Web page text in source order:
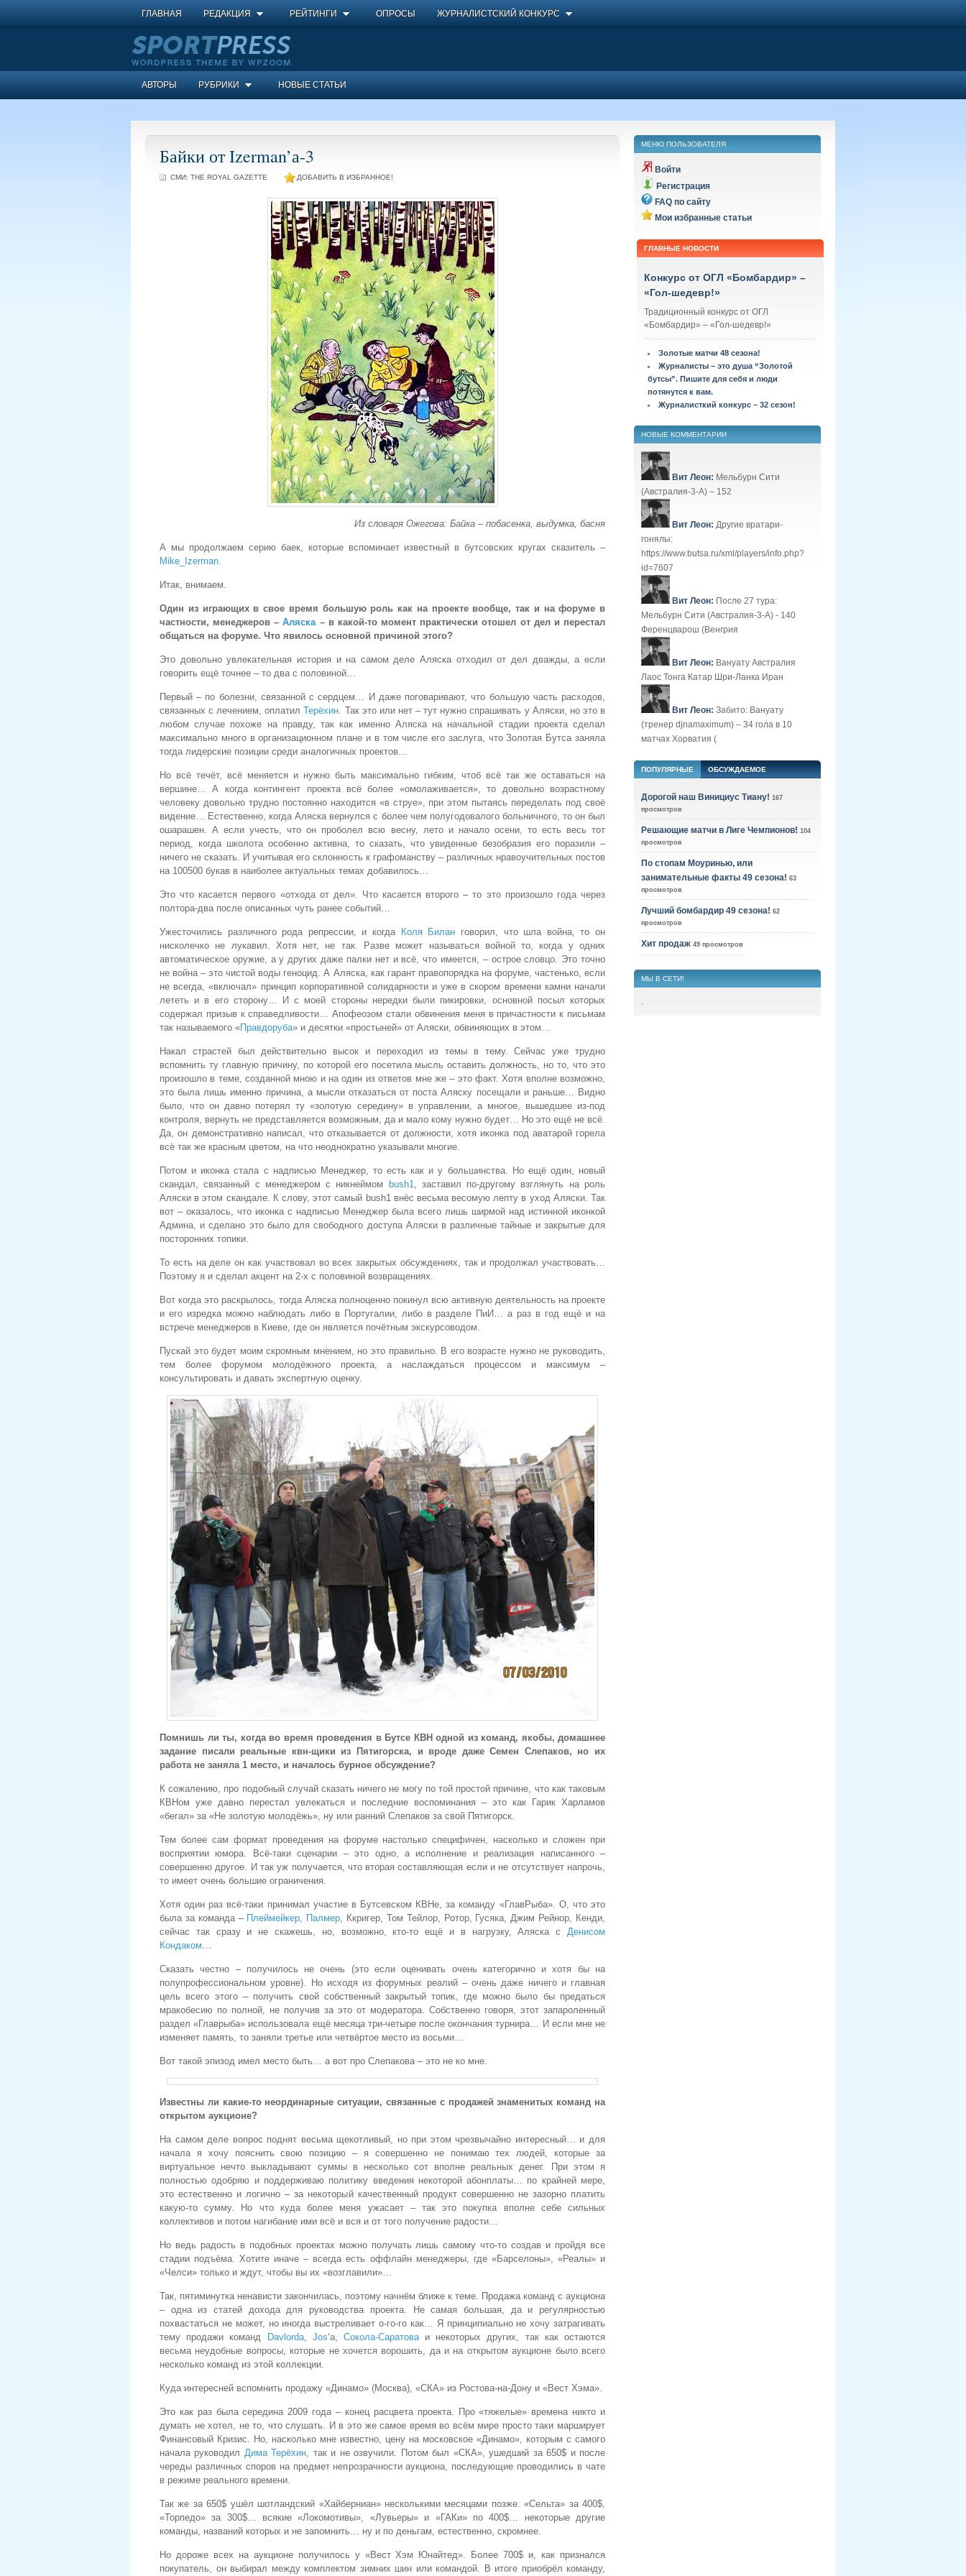
ГЛАВНАЯ РЕДАКЦИЯ РЕЙТИНГИ ОПРОСЫ ЖУРНАЛИСТСКИЙ КОНКУРС
АВТОРЫ РУБРИКИ НОВЫЕ СТАТЬИ
Байки от Izerman’а-3
СМИ: THE ROYAL GAZETTE ДОБАВИТЬ В ИЗБРАННОЕ!
Из словаря Ожегова: Байка – побасенка, выдумка, басня
А мы продолжаем серию баек, которые вспоминает известный в бутсовских кругах сказитель –
Mike_Izerman.
Итак, внимаем.
Один из играющих в свое время большую роль как на проекте вообще, так и на форуме в
частности, менеджеров –Аляска– в какой-то момент практически отошел от дел и перестал
общаться на форуме. Что явилось основной причиной этого?
Это довольно увлекательная история и на самом деле Аляска отходил от дел дважды, а если
говорить ещё точнее – то два с половиной…
Первый – по болезни, связанной с сердцем… И даже поговаривают, что большую часть расходов,
связанных с лечением, оплатилТерёхин. Так это или нет – тут нужно спрашивать у Аляски, но это в
любом случае похоже на правду, так как именно Аляска на начальной стадии проекта сделал
максимально много в организационном плане и в том числе его заслуга, что Золотая Бутса заняла
тогда лидерские позиции среди аналогичных проектов…
Но всё течёт, всё меняется и нужно быть максимально гибким, чтоб всё так же оставаться на
вершине… А когда контингент проекта всё более «омолаживается», то довольно возрастному
человеку довольно трудно постоянно находится «в струе», при этом пытаясь переделать под своё
видение… Естественно, когда Аляска вернулся с более чем полугодовалого больничного, то он был
ошарашен. А если учесть, что он проболел всю весну, лето и начало осени, то есть весь тот
период, когда школота особенно активна, то сказать, что увиденные безобразия его поразили –
ничего не сказать. И учитывая его склонность к графоманству – различных нравоучительных постов
на 100500 букав в наиболее актуальных темах добавилось…
Это что касается первого «отхода от дел». Что касается второго – то это произошло года через
полтора-два после описанных чуть ранее событий…
Ужесточились различного рода репрессии, и когда Коля Билан говорил, что шла война, то он
нисколечко не лукавил. Хотя нет, не так. Разве может называться войной то, когда у одних
автоматическое оружие, а у других даже палки нет и всё, что имеется, – острое словцо. Это точно
не война – это чистой воды геноцид. А Аляска, как гарант правопорядка на форуме, частенько, если
не всегда, «включал» принцип корпоративной солидарности и уже в скором времени камни начали
лететь и в его сторону… И с моей стороны нередки были пикировки, основной посыл которых
содержал призыв к справедливости… Апофеозом стали обвинения меня в причастности к письмам
так называемого «Правдоруба» и десятки «простыней» от Аляски, обвиняющих в этом…
Накал страстей был действительно высок и переходил из темы в тему. Сейчас уже трудно
вспомнить ту главную причину, по которой его посетила мысль оставить должность, но то, что это
произошло в теме, созданной мною и на один из ответов мне же – это факт. Хотя вполне возможно,
это была лишь именно причина, а мысли отказаться от поста Аляску посещали и раньше… Видно
было, что он давно потерял ту «золотую середину» в управлении, а многое, вышедшее из-под
контроля, вернуть не представляется возможным, да и мало кому нужно будет… Но это ещё не всё.
Да, он демонстративно написал, что отказывается от должности, хотя иконка под аватарой горела
всё так же красным цветом, на что неоднократно указывали многие.
Потом и иконка стала с надписью Менеджер, то есть как и у большинства. Но ещё один, новый
скандал, связанный с менеджером с никнеймом
bush1, заставил по-другому взглянуть на роль
Аляски в этом скандале. К слову, этот самый bush1 внёс весьма весомую лепту в уход Аляски. Так
вот – оказалось, что иконка с надписью Менеджер была всего лишь ширмой над истинной иконкой
Админа, и сделано это было для свободного доступа Аляски в различные тайные и закрытые для
посторонних топики.
То есть на деле он как участвовал во всех закрытых обсуждениях, так и продолжал участвовать…
Поэтому я и сделал акцент на 2-х с половиной возвращениях.
Вот когда это раскрылось, тогда Аляска полноценно покинул всю активную деятельность на проекте
и его изредка можно наблюдать либо в Португалии, либо в разделе ПиИ… а раз в год ещё и на
встрече менеджеров в Киеве, где он является почётным экскурсоводом.
Пускай это будет моим скромным мнением, но это правильно. В его возрасте нужно не руководить,
тем более форумом молодёжного проекта, а наслаждаться процессом и максимум –
консультировать и давать экспертную оценку.
Помнишь ли ты, когда во время проведения в Бутсе КВН одной из команд, якобы, домашнее
задание писали реальные квн-щики из Пятигорска, и вроде даже Семен Слепаков, но их
работа не заняла 1 место, и началось бурное обсуждение?
К сожалению, про подобный случай сказать ничего не могу по той простой причине, что как таковым
КВНом уже давно перестал увлекаться и последние воспоминания – это как Гарик Харламов
«бегал» за «Не золотую молодёжь», ну или ранний Слепаков за свой Пятигорск.
Тем более сам формат проведения на форуме настолько специфичен, насколько и сложен при
восприятии юмора. Всё-таки сценарии – это одно, а исполнение и реализация написанного –
совершенно другое. И так уж получается, что вторая составляющая если и не отсутствует напрочь,
то имеет очень большие ограничения.
Хотя один раз всё-таки принимал участие в Бутсевском КВНе, за команду «ГлавРыба». О, что это
была за команда – Плеймейкер Палмер , Ккригер, Том Тейлор, Ротор, Гусяка, Джим Рейнор, Кенди,
сейчас так сразу и не скажешь, но, возможно, кто-то ещё и в нагрузку, Аляска с Денисом
Кондаком
Сказать честно – получилось не очень (это если оценивать очень категорично и хотя бы на
полупрофессиональном уровне). Но исходя из форумных реалий – очень даже ничего и главная
цель всего этого – получить свой собственный закрытый топик, где можно было бы предаться
мракобесию по полной, не получив за это от модератора. Собственно говоря, этот запароленный
раздел «Главрыба» использовала ещё месяца три-четыре после окончания турнира… И если мне не
изменяет память, то заняли третье или четвёртое место из восьми…
Вот такой эпизод имел место быть… а вот про Слепакова – это не ко мне.
Известны ли какие-то неординарные ситуации, связанные с продажей знаменитых команд на
открытом аукционе?
На самом деле вопрос поднят весьма щекотливый, но при этом чрезвычайно интересный… и для
начала я хочу пояснить свою позицию – я совершенно не понимаю тех людей, которые за
виртуальное нечто выкладывают суммы в несколько сот вполне реальных денег. При этом я
полностью одобряю и поддерживаю политику введения некоторой абонплаты… по крайней мере,
это естественно и логично – за некоторый качественный продукт совершенно не зазорно платить
какую-то сумму. Но что куда более меня ужасает – так это покупка вполне себе сильных
коллективов и потом нагибание ими всё и вся и от того получение радости…
Но ведь радость в подобных проектах можно получать лишь самому что-то создав и пройдя все
стадии подъёма. Хотите иначе – всегда есть оффлайн менеджеры, где «Барселоны», «Реалы» и
«Челси» только и ждут, чтобы вы их «возглавили»…
Так, пятиминутка ненависти закончилась, поэтому начнём ближе к теме. Продажа команд с аукциона
– одна из статей дохода для руководства проекта. Не самая большая, да и регулярностью
похвастаться не может, но иногда выстреливает о-го-го как… Я принципиально не хочу затрагивать
тему продажи команд
Davlorda, Jos‘a, Сокола-Саратоваи некоторых других, так как остаются
весьма неудобные вопросы, которые не хочется ворошить, да и на открытом аукционе было всего
несколько команд из этой коллекции.
Куда интересней вспомнить продажу «Динамо» (Москва), «СКА» из Ростова-на-Дону и «Вест Хэма».
Это как раз была середина 2009 года – конец расцвета проекта. Про «тяжелые» времена никто и
думать не хотел, не то, что слушать. И в это же самое время во всём мире просто таки марширует
Финансовый Кризис. Но, насколько мне известно, цену на московское «Динамо», которым с самого
начала руководил Дима Терёхин , так и не озвучили. Потом был «СКА», ушедший за 650$ и после
череды различных споров на предмет непрозрачности аукциона, последующие проводились в чате
в режиме реального времени.
Так же за 650$ ушёл шотландский «Хайберниан» несколькими месяцами позже. «Сельта» за 400$,
«Торпедо» за 300$… всякие «Локомотивы», «Лувьеры» и «ГАКи» по 400$… некоторые другие
команды, названий которых и не запомнить… ну и по деньгам, естественно, скромнее.
Но дороже всех на аукционе получилось у «Вест Хэм Юнайтед». Более 700$ и, как признался
покупатель, он выбирал между комплектом зимних шин или командой. В итоге приобрёл команду,
МЕНЮ ПОЛЬЗОВАТЕЛЯ
Войти
Регистрация
FAQ по сайту
Мои избранные статьи
ГЛАВНЫЕ НОВОСТИ
Конкурс от ОГЛ «Бомбардир» –
«Гол-шедевр!»
Традиционный конкурс от ОГЛ
«Бомбардир» – «Гол-шедевр!»
Золотые матчи 48 сезона!
Журналисты – это душа “Золотой
бутсы”. Пишите для себя и люди
потянутся к вам.
Журналисткий конкурс – 32 сезон!
НОВЫЕ КОММЕНТАРИИ
Вит Леон: Мельбурн Сити
(Австралия-3-А) – 152
Вит Леон: Другие вратари-
гонялы:
https://www.butsa.ru/xml/players/info.php?
id=7607
Вит Леон: После 27 тура:
Мельбурн Сити (Австралия-3-А) - 140
Ференцварош (Венгрия
Вит Леон: Вануату Австралия
Лаос Тонга Катар Шри-Ланка Иран
Вит Леон: Забито: Вануату
(тренер djnamaximum) – 34 гола в 10
матчах Хорватия (
ПОПУЛЯРНЫЕ ОБСУЖДАЕМОЕ
Дорогой наш Винициус Тиану! 167
просмотров
Решающие матчи в Лиге Чемпионов! 104
просмотров
По стопам Моуринью, или
занимательные факты 49 сезона! 63
просмотров
Лучший бомбардир 49 сезона! 62
просмотров
Хит продаж 49 просмотров
МЫ В СЕТИ!
.